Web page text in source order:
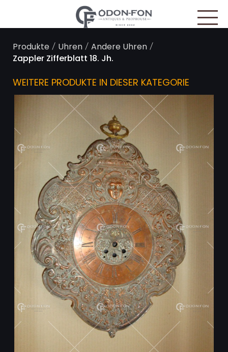
Produkte/ Uhren/Andere Uhren/
Zappler Zifferblatt 18. Jh.
WEITERE PRODUKTE IN DIESER KATEGORIE